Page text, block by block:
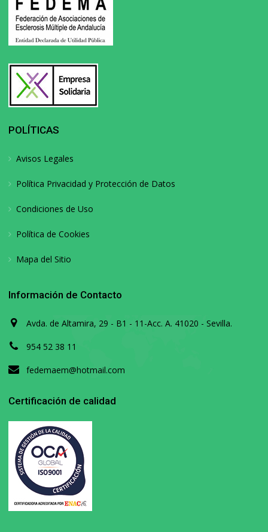
POLÍTICAS
Avisos Legales
Política Privacidad y Protección de Datos
Condiciones de Uso
Política de Cookies
Mapa del Sitio
Información de Contacto
Avda. de Altamira, 29 - B1 - 11-Acc. A. 41020 - Sevilla.
954 52 38 11
fedemaem@hotmail.com
Certificación de calidad